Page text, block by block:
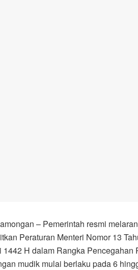
– Pemerintah resmi
Peraturan Menteri Nomor 13
1442 H dalam Rangka
mudik mulai berlaku pada 6